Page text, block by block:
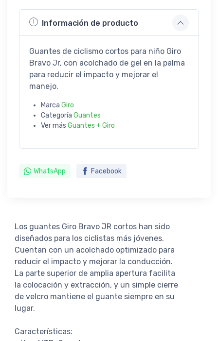
Información de producto
Guantes de ciclismo cortos para niño Giro
Bravo Jr, con acolchado de gel en la palma
para reducir el impacto y mejorar el
manejo.
Marca Giro
Categoría Guantes
Ver más Guantes + Giro
WhatsApp Facebook
Los guantes Giro Bravo JR cortos han sido
diseñados para los ciclistas más jóvenes.
Cuentan con un acolchado optimizado para
reducir el impacto y mejorar la conducción.
La parte superior de amplia apertura facilita
la colocación y extracción, y un simple cierre
de velcro mantiene el guante siempre en su
lugar.
Características: